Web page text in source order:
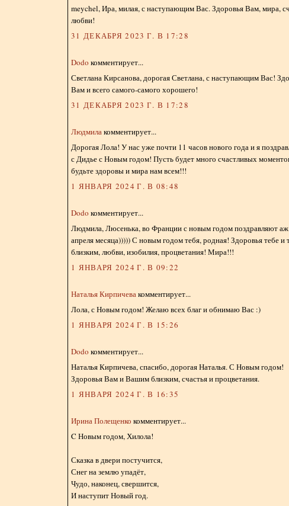
meychel, Ира, милая, с наступающим Вас. Здоровья Вам, мира,
любви!
31 ДЕКАБРЯ 2023 Г. В 17:28
Dodo комментирует...
Светлана Кирсанова, дорогая Светлана, с наступающим Вас!
Вам и всего самого-самого хорошего!
31 ДЕКАБРЯ 2023 Г. В 17:28
Людмилакомментирует...
Дорогая Лола! У нас уже почти 11 часов нового года и я
с Дидье с Новым годом! Пусть будет много счастливых
будьте здоровы и мира нам всем!!!
1 ЯНВАРЯ 2024 Г. В 08:48
Dodo комментирует...
Людмила, Люсенька, во Франции с новым годом поздравляют
апреля месяца))))) С новым годом тебя, родная! Здоровья тебе и
близким, любви, изобилия, процветания! Мира!!!
1 ЯНВАРЯ 2024 Г. В 09:22
Наталья Кирпичевакомментирует...
Лола, с Новым годом! Желаю всех благ и обнимаю Вас :)
1 ЯНВАРЯ 2024 Г. В 15:26
Dodo комментирует...
Наталья Кирпичева, спасибо, дорогая Наталья. С Новым годом!
Здоровья Вам и Вашим близким, счастья и процветания.
1 ЯНВАРЯ 2024 Г. В 16:35
Ирина Полещенко комментирует...
C Новым годом, Хилола!
Сказка в двери постучится,
Снег на землю упадёт,
Чудо, наконец, свершится,
И наступит Новый год.